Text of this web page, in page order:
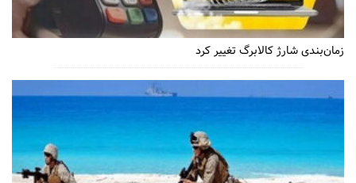
زمان‌بندی شارژ کالابرگ تغییر کرد